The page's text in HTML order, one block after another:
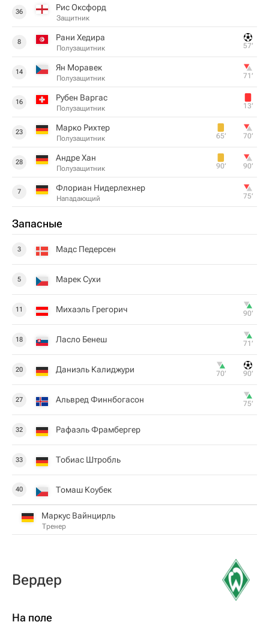
36 Рис Оксфорд
Защитник
8 Рани Хедира
Полузащитник 57‎’‎
14 Ян Моравек
Полузащитник 71‎’‎
16 Рубен Варгас
Полузащитник 13‎’‎
23 Марко Рихтер
Полузащитник 65‎’‎ 70‎’‎
28 Андре Хан
Полузащитник 90‎’‎ 90‎’‎
7 Флориан Нидерлехнер
Нападающий 75‎’‎
Запасные
3 Мадс Педерсен
5 Марек Сухи
11 Михаэль Грегорич 90‎’‎
18 Ласло Бенеш 71‎’‎
20 Даниэль Калиджури 70‎’‎ 90‎’‎
27 Альвред Финнбогасон 75‎’‎
32 Рафаэль Фрамбергер
33 Тобиас Штробль
40 Томаш Коубек
Маркус Вайнцирль
Тренер
Вердер
На поле